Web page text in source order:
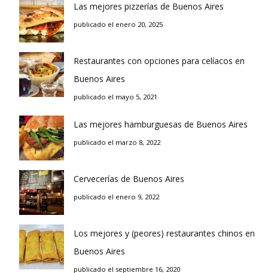
Las mejores pizzerías de Buenos Aires
publicado el enero 20, 2025
Restaurantes con opciones para celíacos en
Buenos Aires
publicado el mayo 5, 2021
Las mejores hamburguesas de Buenos Aires
publicado el marzo 8, 2022
Cervecerías de Buenos Aires
publicado el enero 9, 2022
Los mejores y (peores) restaurantes chinos en
Buenos Aires
publicado el septiembre 16, 2020